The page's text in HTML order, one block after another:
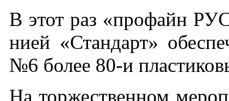
В этот раз «про­файн
ни­ей «Стан­дарт»
№6 бо­лее 80-и
На тор­жест­вен­ном